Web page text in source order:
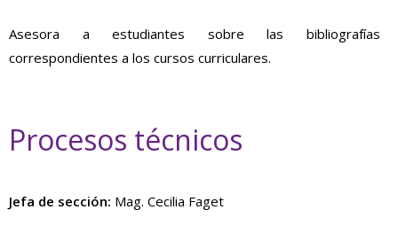
Asesora a estudiantes sobre las bibliografías
correspondientes a los cursos curriculares.
Procesos técnicos
Jefa de sección: Mag. Cecilia Faget